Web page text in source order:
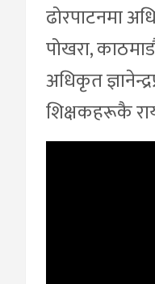
ढोरपाटनमा
पोखरा,
अधिकृत
शिक्षकहरूकै